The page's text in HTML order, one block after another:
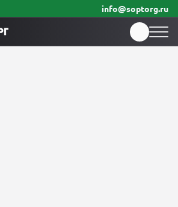
info@soptorg.ru